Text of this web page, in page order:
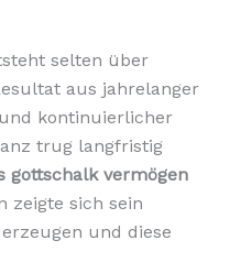
selten über
aus jahrelanger
kontinuierlicher
trug langfristig
gottschalk vermögen
zeigte sich sein
und diese